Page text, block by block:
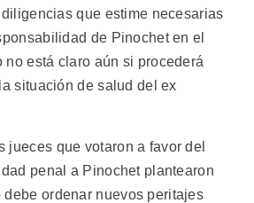
que estime necesarias
de Pinochet en el
no está claro aún si procederá
situación de salud del ex
jueces que votaron a favor del
penal a Pinochet plantearon
ordenar nuevos peritajes